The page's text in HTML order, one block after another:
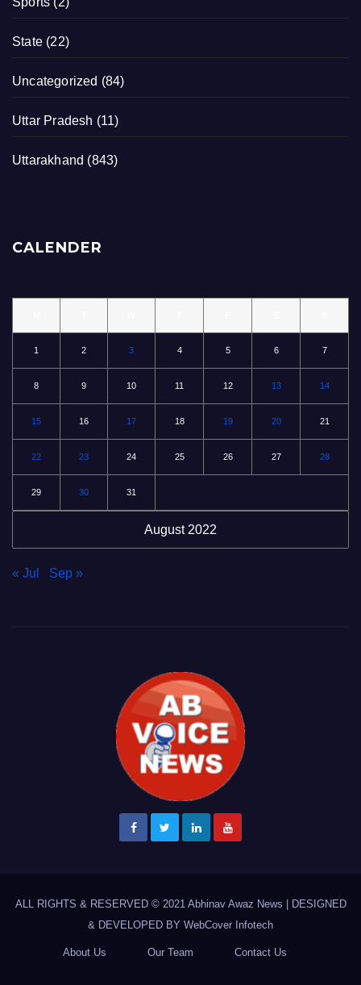
State (22)
Uncategorized (84)
Uttar Pradesh (11)
Uttarakhand (843)
CALENDER
August 2022
1 2 3 4 5 6 7
8 9 10 11 12 13 14
15 16 17 18 19 20 21
22 23 24 25 26 27 28
29 30 31
« Jul Sep »
ALL RIGHTS & RESERVED © 2021 Abhinav Awaz News
DESIGNED
& DEVELOPED BY WebCover Infotech
About Us Our Team Contact Us